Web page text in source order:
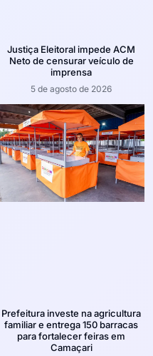
Justiça Eleitoral impede ACM
Neto de censurar veículo de
imprensa
5 de agosto de 2026
Prefeitura investe na agricultura
familiar e entrega 150 barracas
para fortalecer feiras em
Camaçari